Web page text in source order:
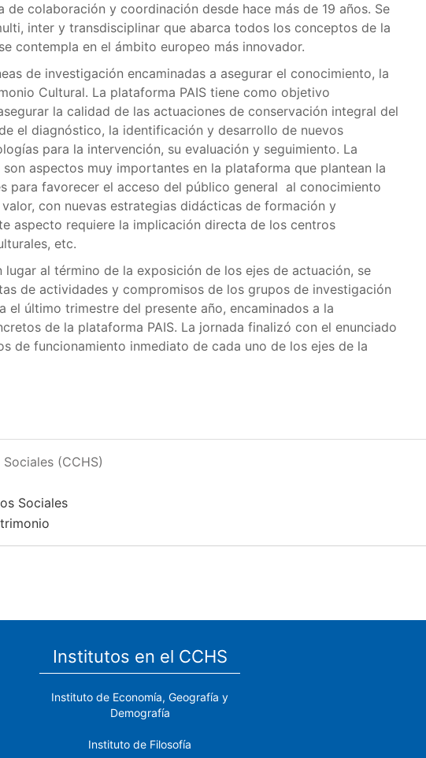
colaboración y coordinación desde hace más de 19 años. Se
inter y transdisciplinar que abarca todos los conceptos de la
contempla en el ámbito europeo más innovador.
de investigación encaminadas a asegurar el conocimiento, la
Cultural. La plataforma PAIS tiene como objetivo
la calidad de las actuaciones de conservación integral del
el diagnóstico, la identificación y desarrollo de nuevos
para la intervención, su evaluación y seguimiento. La
aspectos muy importantes en la plataforma que plantean la
para favorecer el acceso del público general al conocimiento
con nuevas estrategias didácticas de formación y
aspecto requiere la implicación directa de los centros
etc.
al término de la exposición de los ejes de actuación, se
de actividades y compromisos de los grupos de investigación
el último trimestre del presente año, encaminados a la
de la plataforma PAIS. La jornada finalizó con el enunciado
de funcionamiento inmediato de cada uno de los ejes de la
(CCHS)
Sociales
Institutos en el CCHS
Instituto de Economía, Geografía y
Demografía
Instituto de Filosofía